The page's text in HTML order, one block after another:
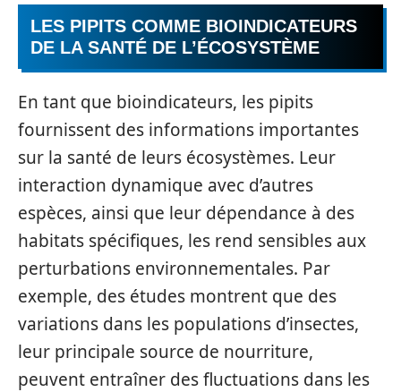
LES PIPITS COMME BIOINDICATEURS
DE LA SANTÉ DE L’ÉCOSYSTÈME
En tant que bioindicateurs, les pipits
fournissent des informations importantes
sur la santé de leurs écosystèmes. Leur
interaction dynamique avec d’autres
espèces, ainsi que leur dépendance à des
habitats spécifiques, les rend sensibles aux
perturbations environnementales. Par
exemple, des études montrent que des
variations dans les populations d’insectes,
leur principale source de nourriture,
peuvent entraîner des fluctuations dans les